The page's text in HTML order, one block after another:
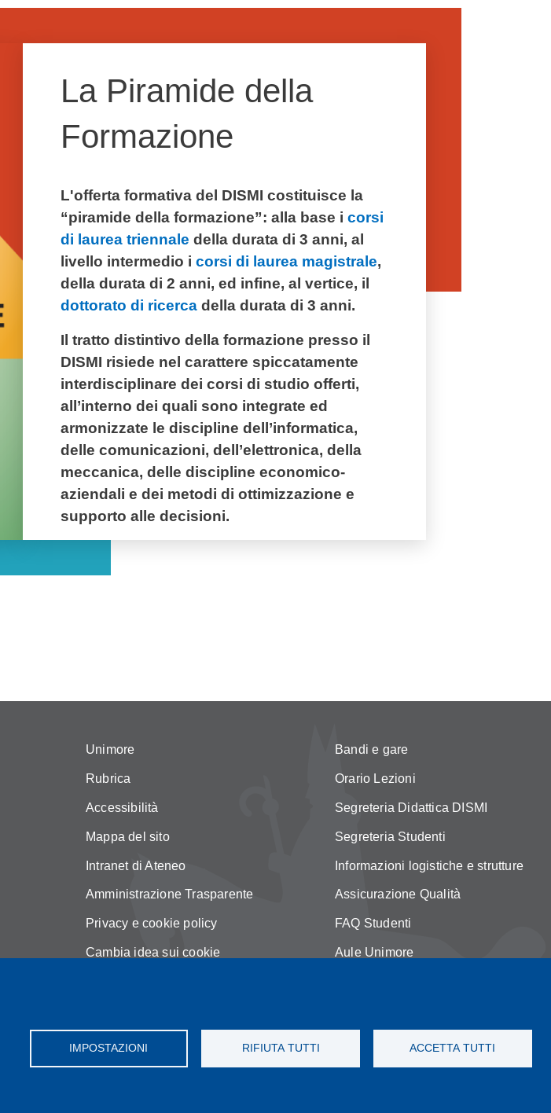
La Piramide della
Formazione
L'offerta formativa del DISMI costituisce la
“piramide della formazione”: alla base i corsi
di laurea triennale della durata di 3 anni, al
livello intermedio i corsi di laurea magistrale,
della durata di 2 anni, ed infine, al vertice, il
dottorato di ricerca della durata di 3 anni.
Il tratto distintivo della formazione presso il
DISMI risiede nel carattere spiccatamente
interdisciplinare dei corsi di studio offerti,
all’interno dei quali sono integrate ed
armonizzate le discipline dell’informatica,
delle comunicazioni, dell’elettronica, della
meccanica, delle discipline economico-
aziendali e dei metodi di ottimizzazione e
supporto alle decisioni.
IMPOSTAZIONI RIFIUTA TUTTI ACCETTA TUTTI
Unimore
Rubrica
Accessibilità
Mappa del sito
Intranet di Ateneo
Amministrazione Trasparente
Privacy e cookie policy
Cambia idea sui cookie
Bandi e gare
Orario Lezioni
Segreteria Didattica DISMI
Segreteria Studenti
Informazioni logistiche e strutture
Assicurazione Qualità
FAQ Studenti
Aule Unimore